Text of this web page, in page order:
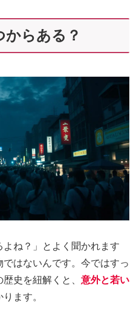
からある？
よね？」とよく聞かれます
はないんです。今ではすっ
史を紐解くと、 意外と若い
ます。